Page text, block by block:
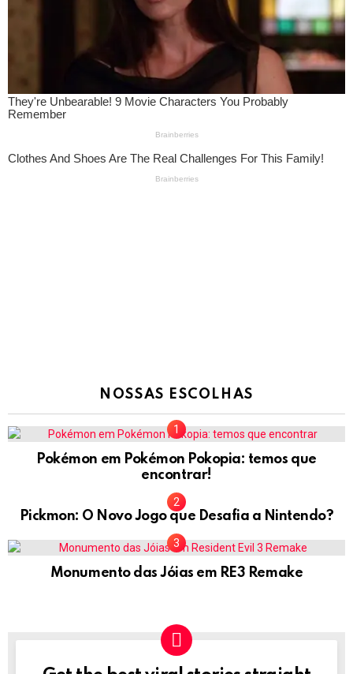
NOSSAS ESCOLHAS
Pokémon em Pokémon Pokopia: temos que
encontrar!
Pickmon: O Novo Jogo que Desafia a Nintendo?
Monumento das Jóias em RE3 Remake